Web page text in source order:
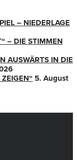
– NIEDERLAGE
– DIE STIMMEN
AUSWÄRTS IN DIE
5. August